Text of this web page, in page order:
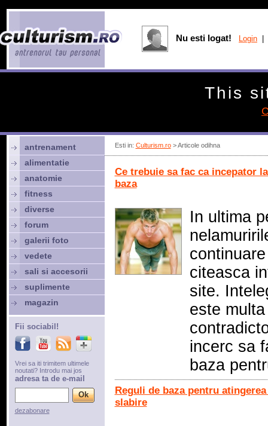
Esti in: Culturism.ro> Articole odihna
Ce trebuie sa fac ca incepator
baza
In ultima
citeasca
site.
este
incerc sa
baza
Reguli de baza pentru
slabire
antrenament
alimentatie
anatomie
fitness
diverse
forum
galerii foto
vedete
sali si accesorii
suplimente
magazin
Fii sociabil!
Vrei sa iti trimitem ultimele
noutati? Introdu mai jos
adresa ta de e-mail
dezabonare
Nu esti logat! Login
This